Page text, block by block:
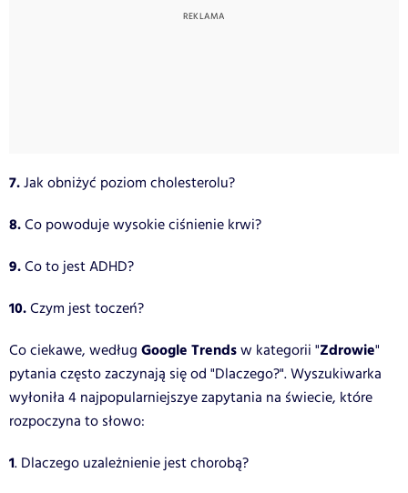
7.Jak obniżyć poziom cholesterolu?
8.Co powoduje wysokie ciśnienie krwi?
9.Co to jest ADHD?
10.Czym jest toczeń?
Co ciekawe, według Google Trendsw kategorii "Zdrowie"
pytania często zaczynają się od "Dlaczego?". Wyszukiwarka
wyłoniła 4 najpopularniejszye zapytania na świecie, które
rozpoczyna to słowo:
1. Dlaczego uzależnienie jest chorobą?